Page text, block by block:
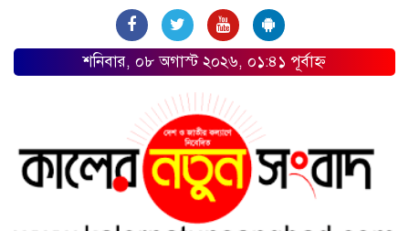
শনিবার, ০৮ অগাস্ট ২০২৬, ০১:৪১ পূর্বাহ্ন